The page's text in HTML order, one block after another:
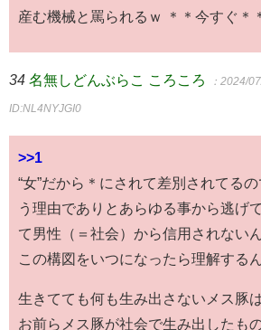
産む機械と罵られるｗ ＊＊今すぐ＊
34 名無しどんぶらこ ころころ ：2024/
ID:NL4NYJGI0
>>1
“女”だから＊にされて差別されてる
う理由でありとあらゆる事から逃げ
て男性（＝社会）から信用されない
この構図をいつになったら理解する
生きてても何も生み出さないメス豚
お前らメス豚が社会で生み出したも